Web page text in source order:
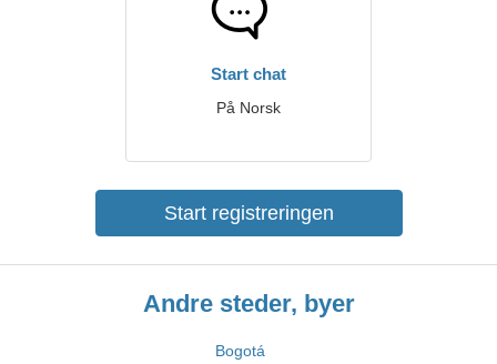
Start chat
På Norsk
Start registreringen
Andre steder, byer
Bogotá